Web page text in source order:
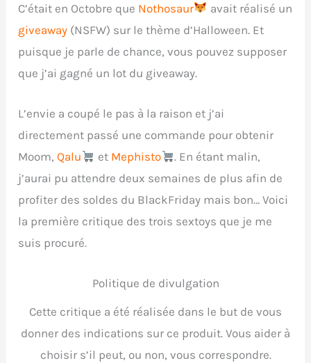
C’était en Octobre que Nothosaur
avait réalisé un
giveaway (NSFW) sur le thème d’Halloween. Et
puisque je parle de chance, vous pouvez supposer
que j’ai gagné un lot du giveaway.
L’envie a coupé le pas à la raison et j’ai
directement passé une commande pour obtenir
Moom,Qalu et Mephisto
. En étant malin,
j’aurai pu attendre deux semaines de plus afin de
profiter des soldes du BlackFriday mais bon… Voici
la première critique des trois sextoys que je me
suis procuré.
Politique de divulgation
Cette critique a été réalisée dans le but de vous
donner des indications sur ce produit. Vous aider à
choisir s’il peut, ou non, vous correspondre.